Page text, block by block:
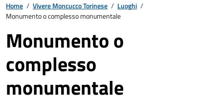
Home / Vivere Moncucco Torinese / Luoghi /
Monumento o complesso monumentale
Monumento o
complesso
monumentale